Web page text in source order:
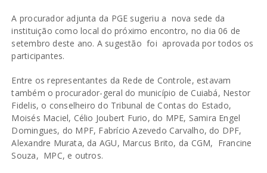
A procurador adjunta da PGE sugeriu a nova sede da
instituição como local do próximo encontro, no dia 06 de
setembro deste ano. A sugestão foi aprovada por todos os
participantes.
Entre os representantes da Rede de Controle, estavam
também o procurador-geral do município de Cuiabá, Nestor
Fidelis, o conselheiro do Tribunal de Contas do Estado,
Moisés Maciel, Célio Joubert Furio, do MPE, Samira Engel
Domingues, do MPF, Fabrício Azevedo Carvalho, do DPF,
Alexandre Murata, da AGU, Marcus Brito, da CGM, Francine
Souza, MPC, e outros.